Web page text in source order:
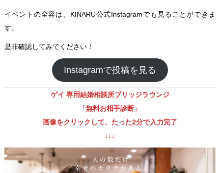
イベントの全容は、 KINARU公式Instagramでも見ることができま
す。
是非確認してみてください！
Instagramで投稿を見る
ゲイ 専用結婚相談所ブリッジラウンジ
「無料お相手診断」
画像をクリックして、たった2分で入力完了
↓↓↓